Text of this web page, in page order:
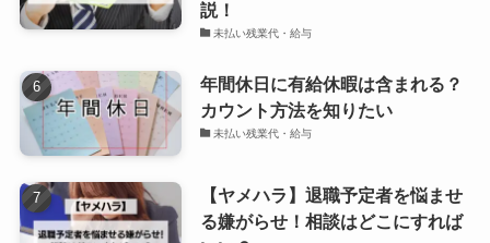
説！
未払い残業代・給与
年間休日に有給休暇は含まれる？
カウント方法を知りたい
未払い残業代・給与
【ヤメハラ】退職予定者を悩ませ
る嫌がらせ！相談はどこにすれば